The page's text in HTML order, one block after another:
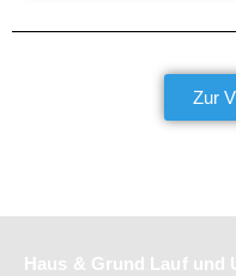
Zur
Haus & Grund Lauf und